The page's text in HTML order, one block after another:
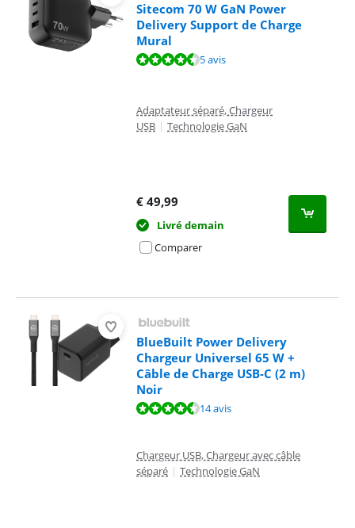
Sitecom 70 W GaN Power
Delivery Support de Charge
Mural
La note est de 9,1 sur 10, basée sur 5 avis.5 avis
Adaptateur séparé, Chargeur
USB | Technologie GaN
€ 49,99
Livré demain
Comparer
BlueBuilt Power Delivery
Chargeur Universel 65 W +
Câble de Charge USB-C (2 m)
Noir
La note est de 9,0 sur 10, basée sur 14 avis.14 avis
Chargeur USB, Chargeur avec câble
séparé | Technologie GaN